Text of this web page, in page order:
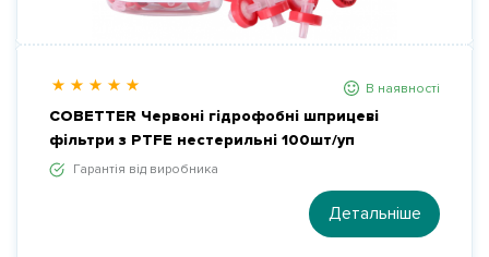
В наявності
COBETTER Червоні гідрофобні шприцеві
фільтри з PTFE нестерильні 100шт/уп
Гарантія від виробника
Детальніше